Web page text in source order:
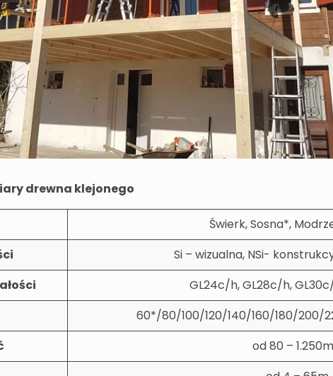
drewna klejonego
Świerk, Sosna*,
Si – wizualna, NSi-
GL24c/h, GL28c/h,
60*/80/100/120/140/160/180/
od 80 –